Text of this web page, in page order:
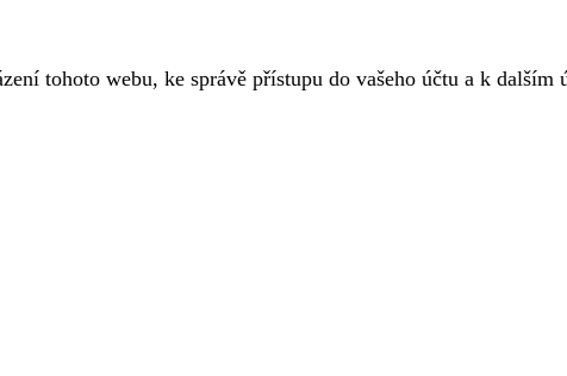
tohoto webu, ke správě přístupu do vašeho účtu a k dalším